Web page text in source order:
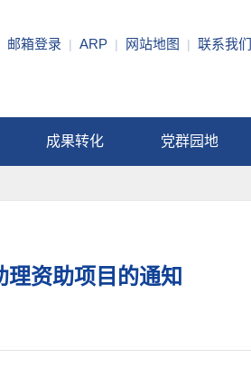
邮箱登录 | ARP | 网站地图 | 联系我们
成果转化 党群园地
资助项目的通知